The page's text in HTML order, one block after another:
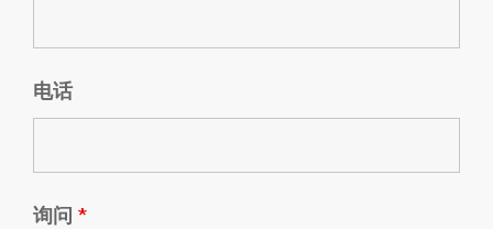
电话
询问 *